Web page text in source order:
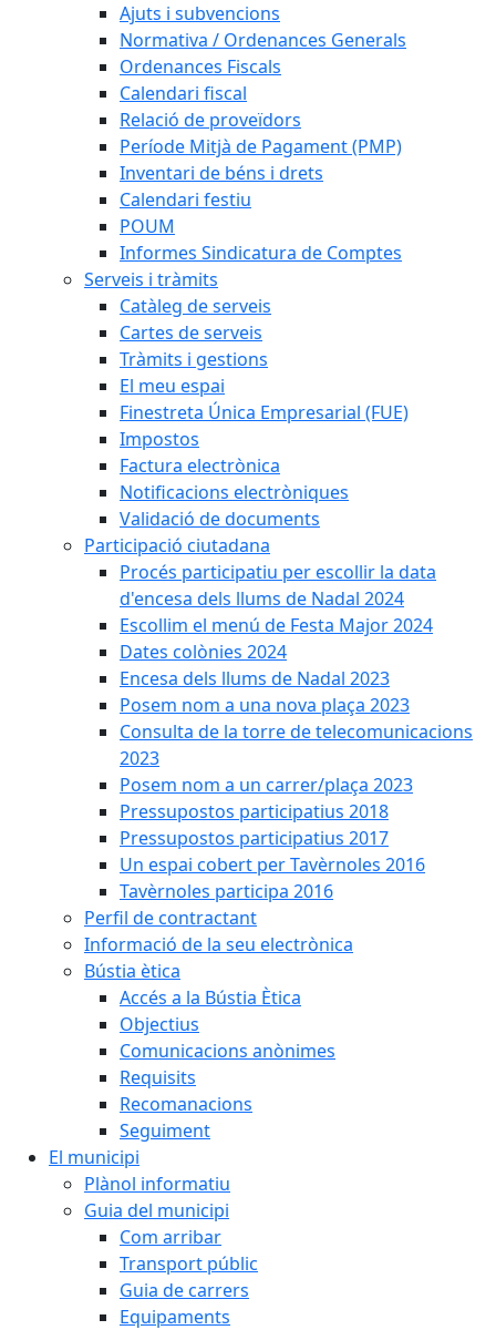
Ajuts i subvencions
Normativa / Ordenances Generals
Ordenances Fiscals
Calendari fiscal
Relació de proveïdors
Període Mitjà de Pagament (PMP)
Inventari de béns i drets
Calendari festiu
POUM
Informes Sindicatura de Comptes
Serveis i tràmits
Catàleg de serveis
Cartes de serveis
Tràmits i gestions
El meu espai
Finestreta Única Empresarial (FUE)
Impostos
Factura electrònica
Notificacions electròniques
Validació de documents
Participació ciutadana
Procés participatiu per escollir la data
d'encesa dels llums de Nadal 2024
Escollim el menú de Festa Major 2024
Dates colònies 2024
Encesa dels llums de Nadal 2023
Posem nom a una nova plaça 2023
Consulta de la torre de telecomunicacions
2023
Posem nom a un carrer/plaça 2023
Pressupostos participatius 2018
Pressupostos participatius 2017
Un espai cobert per Tavèrnoles 2016
Tavèrnoles participa 2016
Perfil de contractant
Informació de la seu electrònica
Bústia ètica
Accés a la Bústia Ètica
Objectius
Comunicacions anònimes
Requisits
Recomanacions
Seguiment
El municipi
Plànol informatiu
Guia del municipi
Com arribar
Transport públic
Guia de carrers
Equipaments